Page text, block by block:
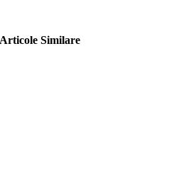
Articole Similare